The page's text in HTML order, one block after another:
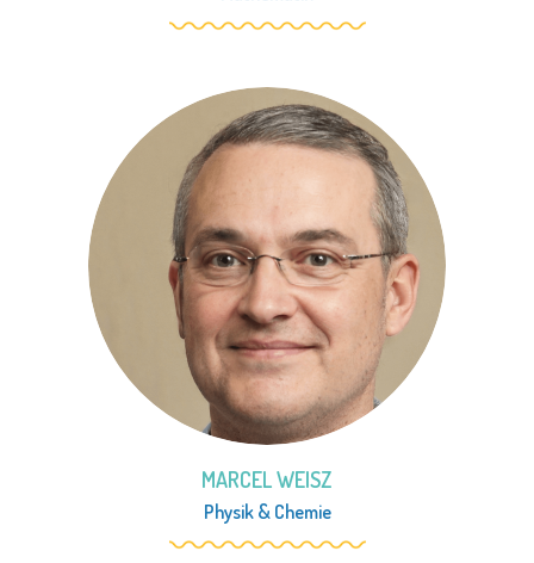
MARCEL WEISZ
Physik& Chemie